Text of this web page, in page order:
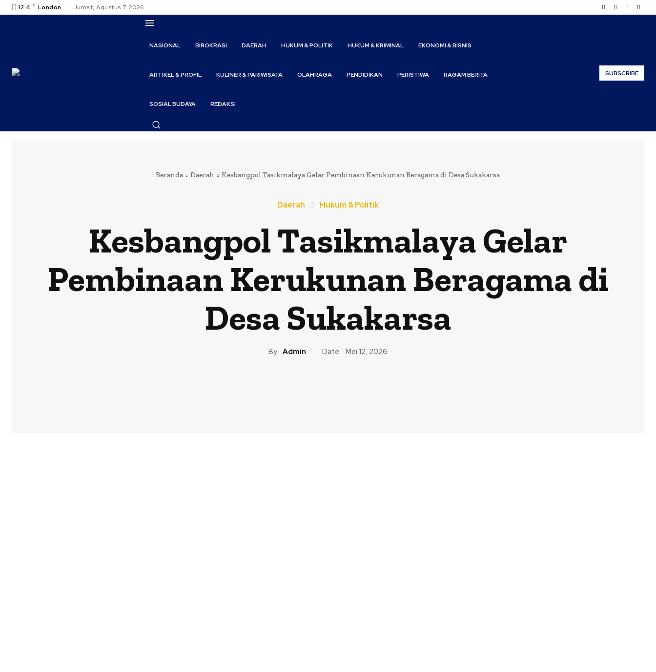
12.4 C London Jumat, Agustus 7, 2026
NASIONAL BIROKRASI DAERAH HUKUM & POLITIK HUKUM & KRIMINAL EKONOMI & BISNIS
ARTIKEL & PROFIL KULINER & PARIWISATA OLAHRAGA PENDIDIKAN PERISTIWA RAGAM BERITA
SOSIAL BUDAYA REDAKSI
SUBSCRIBE
Beranda Daerah Kesbangpol Tasikmalaya Gelar Pembinaan Kerukunan Beragama di Desa Sukakarsa
Daerah Hukum & Politik
Kesbangpol Tasikmalaya Gelar
Pembinaan Kerukunan Beragama di
Desa Sukakarsa
By: Admin Date: Mei 12, 2026